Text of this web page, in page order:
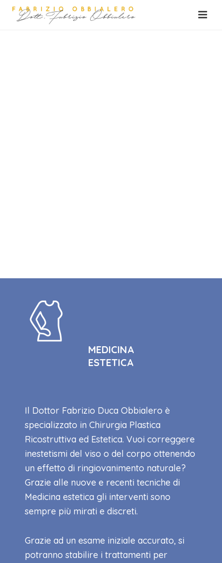
MEDICINA
ESTETICA
Il Dottor Fabrizio Duca Obbialero è
specializzato in Chirurgia Plastica
Ricostruttiva ed Estetica. Vuoi correggere
inestetismi del viso o del corpo ottenendo
un effetto di ringiovanimento naturale?
Grazie alle nuove e recenti tecniche di
Medicina estetica gli interventi sono
sempre più mirati e discreti.
Grazie ad un esame iniziale accurato, si
potranno stabilire i trattamenti per